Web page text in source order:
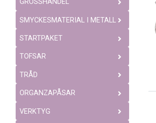
GROSSHANDEL
SMYCKESMATERIAL I METALL
STARTPAKET
TOFSAR
TRÅD
ORGANZAPÅSAR
VERKTYG